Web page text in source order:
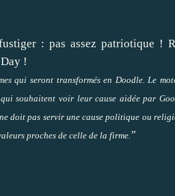
: pas assez patriotique !
!
qui seront transformés en Doodle. Le
souhaitent voir leur cause aidée par
doit pas servir une cause politique ou
proches de celle de la firme. "